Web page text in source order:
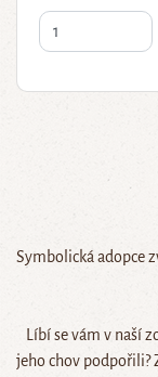
Symbolická adopce
Líbí se vám v naší
jeho chov podpořili?